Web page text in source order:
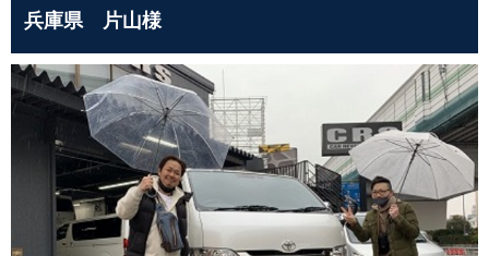
兵庫県 片山様